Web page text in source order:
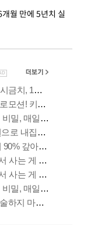
월 만에 5년치 실